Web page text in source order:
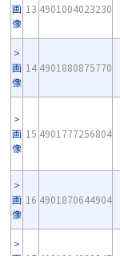
画
像
13 4901004023230
画
像
14 4901880875770
画
像
15 4901777256804
画
像
16 4901870644904